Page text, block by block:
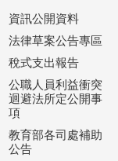
資訊公開資料
法律草案公告專區
稅式支出報告
公職人員利益衝突
迴避法所定公開事
項
教育部各司處補助
公告